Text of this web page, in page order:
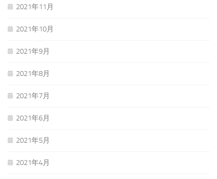
2021年11月
2021年10月
2021年9月
2021年8月
2021年7月
2021年6月
2021年5月
2021年4月